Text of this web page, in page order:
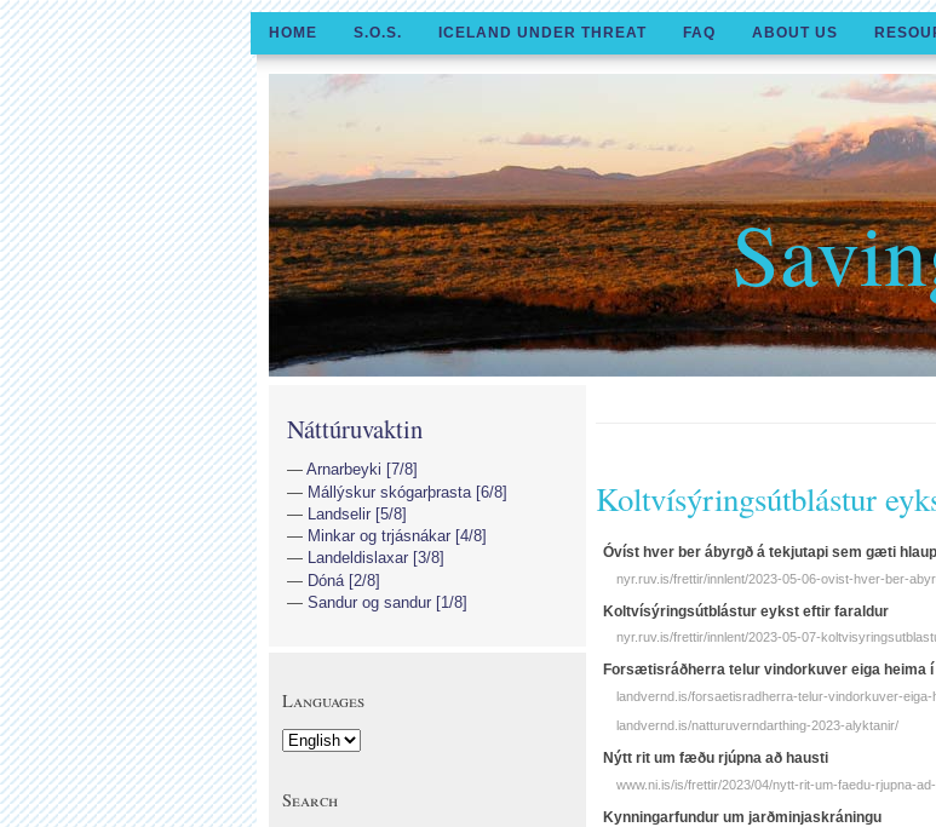
HOME S.O.S. ICELAND UNDER THREAT FAQ ABOUT US
Koltvísýringsútblástur
Óvíst hver ber ábyrgð á tekjutapi sem gæti
nyr.ruv.is/frettir/innlent/2023-05-06-ovist-hver-ber-
Koltvísýringsútblástur eykst eftir faraldur
nyr.ruv.is/frettir/innlent/2023-05-07-
Forsætisráðherra telur vindorkuver eiga heima
landvernd.is/forsaetisradherra-telur-vindorkuver-eiga-
landvernd.is/natturuverndarthing-2023-alyktanir/
Nýtt rit um fæðu rjúpna að hausti
www.ni.is/is/frettir/2023/04/nytt-rit-um-faedu-rjupna-
Kynningarfundur um jarðminjaskráningu
Náttúruvaktin
Arnarbeyki [7/8]
Mállýskur skógarþrasta [6/8]
Landselir [5/8]
Minkar og trjásnákar [4/8]
Landeldislaxar [3/8]
Dóná [2/8]
Sandur og sandur [1/8]
Languages
Search